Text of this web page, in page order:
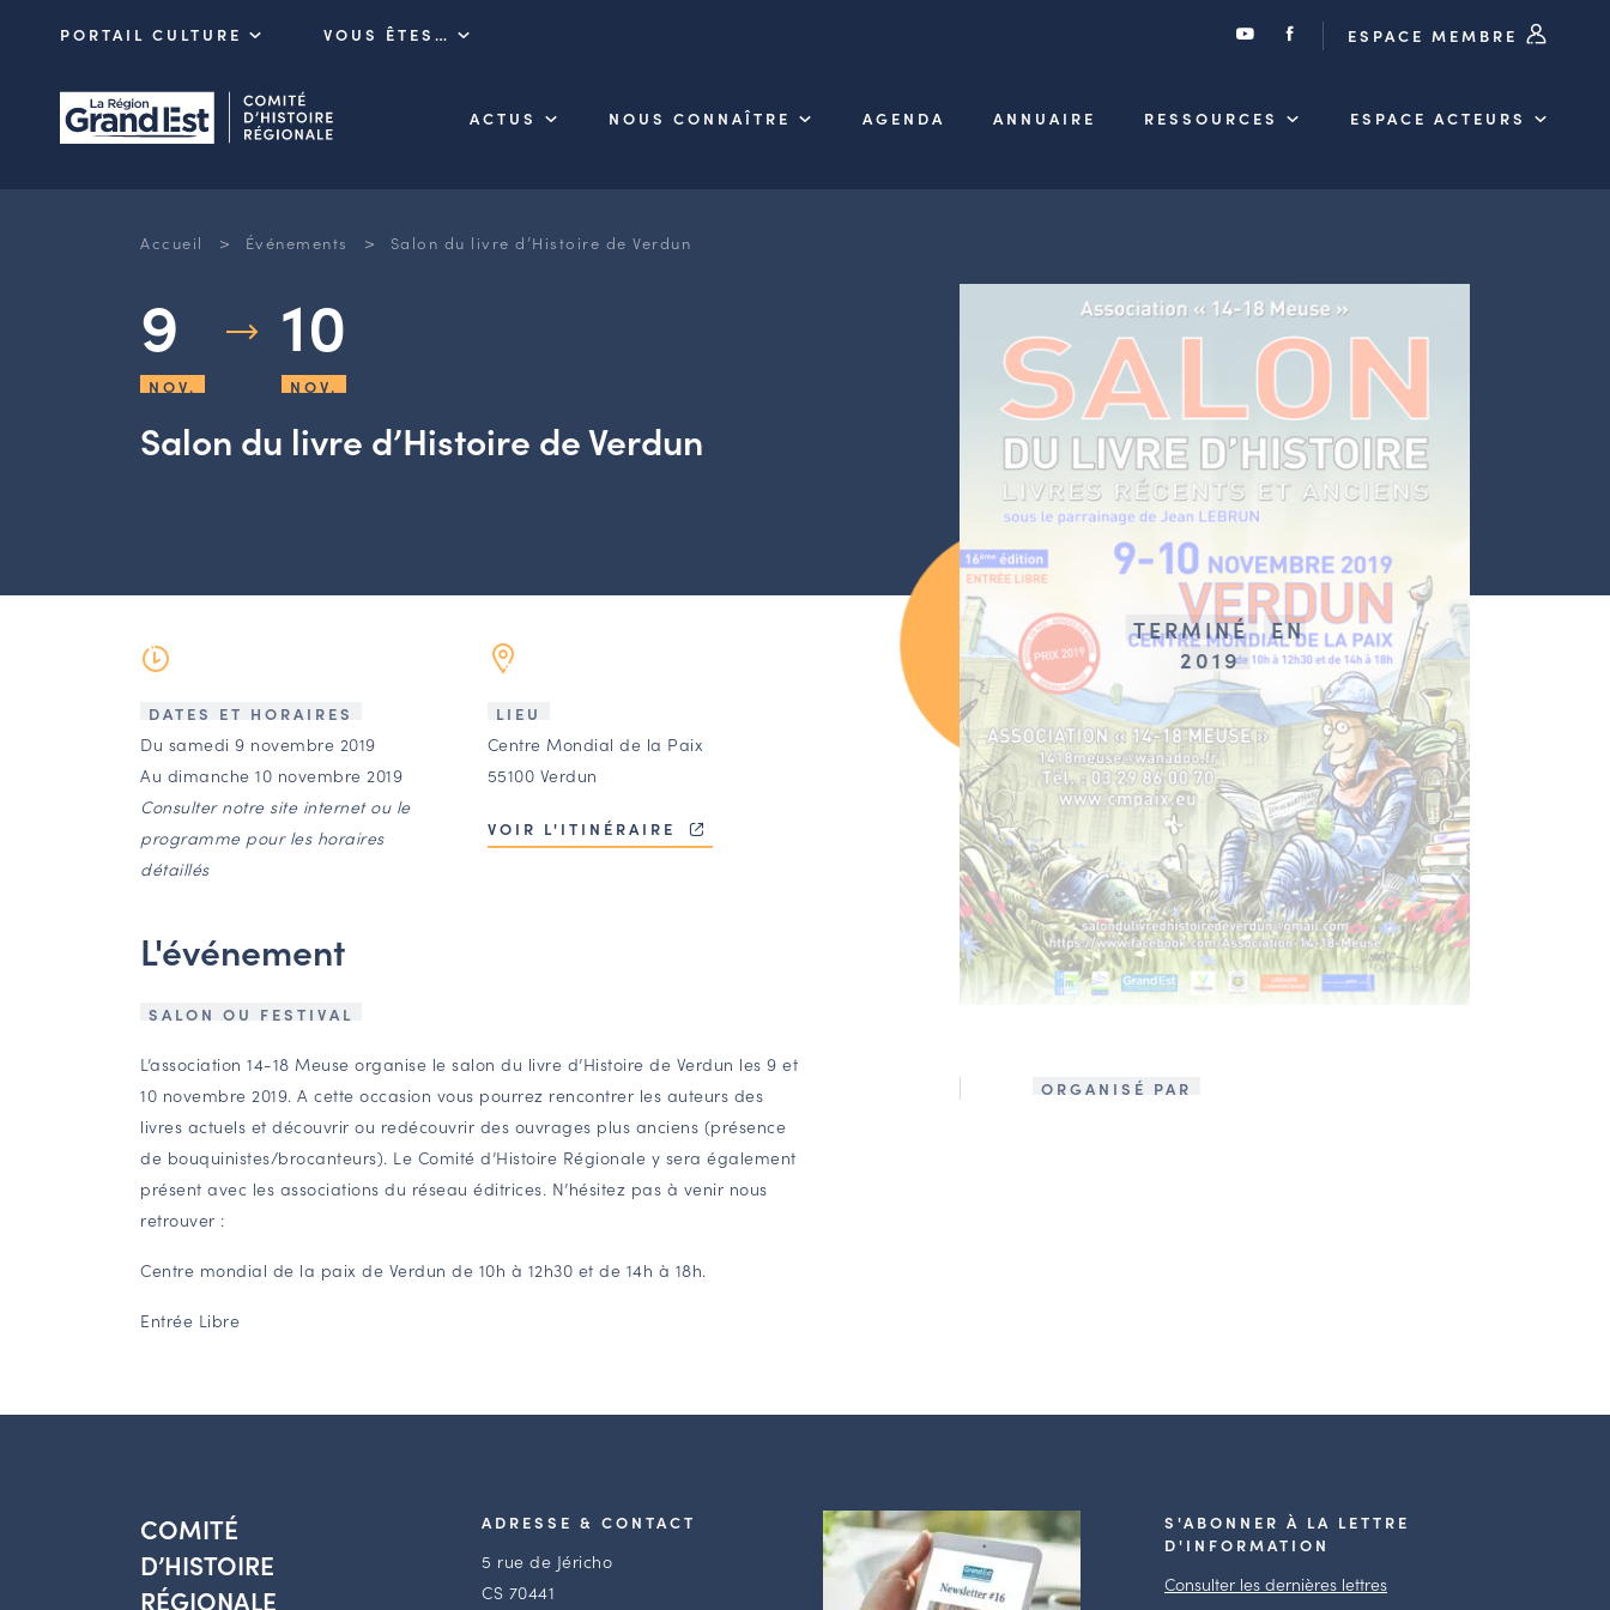
PORTAIL CULTURE VOUS ÊTES… ESPACE MEMBRE
ACTUS NOUS CONNAÎTRE AGENDA ANNUAIRE RESSOURCES ESPACE ACTEURS
Accueil > Événements > Salon du livre d’Histoire de Verdun
9
NOV.
10
NOV.
Salon du livre d’Histoire de Verdun
DATES ET HORAIRES
Du samedi 9 novembre 2019
Au dimanche 10 novembre 2019
Consulter notre site internet ou le
programme pour les horaires
détaillés
LIEU
Centre Mondial de la Paix
55100 Verdun
VOIR L'ITINÉRAIRE
L'événement
SALON OU FESTIVAL
L’association 14-18 Meuse organise le salon du livre d’Histoire de Verdun les 9 et
10 novembre 2019. A cette occasion vous pourrez rencontrer les auteurs des
livres actuels et découvrir ou redécouvrir des ouvrages plus anciens (présence
de bouquinistes/brocanteurs). Le Comité d’Histoire Régionale y sera également
présent avec les associations du réseau éditrices. N’hésitez pas à venir nous
retrouver :
Centre mondial de la paix de Verdun de 10h à 12h30 et de 14h à 18h.
Entrée Libre
TERMINÉ
EN
2019
ORGANISÉ PAR
COMITÉ
D’HISTOIRE
RÉGIONALE
ADRESSE & CONTACT
5 rue de Jéricho
CS 70441
S'ABONNER À LA LETTRE
D'INFORMATION
Consulter les dernières lettres